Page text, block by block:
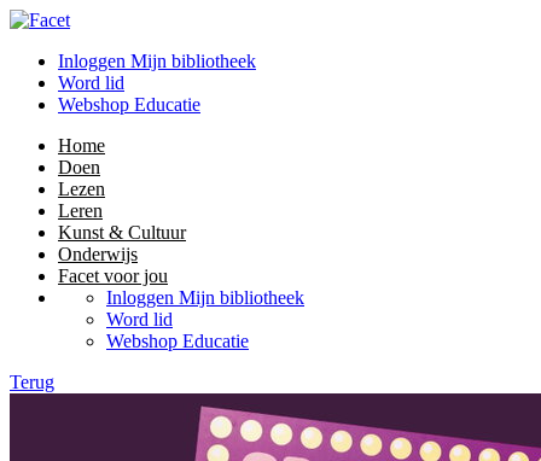
Inloggen Mijn bibliotheek
Word lid
Webshop Educatie
Home
Doen
Lezen
Leren
Kunst & Cultuur
Onderwijs
Facet voor jou
Inloggen Mijn bibliotheek
Word lid
Webshop Educatie
Terug